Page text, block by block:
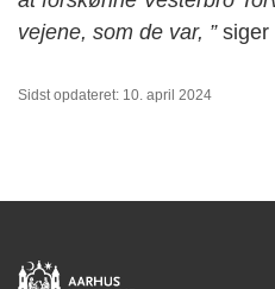
vejene, som de var, ”siger
Sidst opdateret: 10. april 2024